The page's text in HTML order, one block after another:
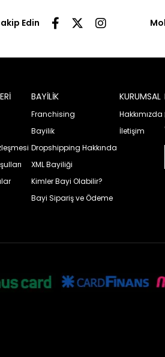
Edin
BAYİLİK
Franchising
Bayilik
Dropshipping Hakkında
XML Bayiliği
Kimler Bayi Olabilir?
Bayi Sipariş ve Ödeme
KURUMSAL
Hakkımızda
İletişim